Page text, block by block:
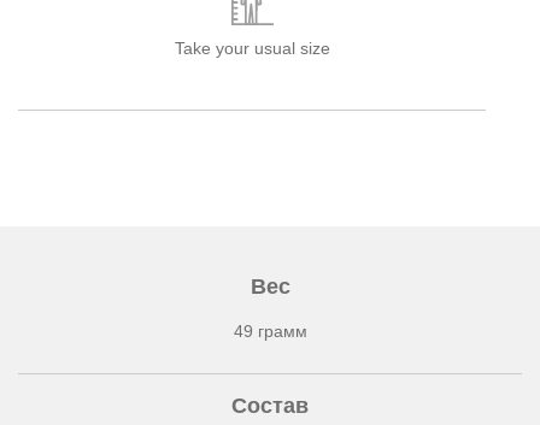
Take your usual size
Вес
49 грамм
Состав